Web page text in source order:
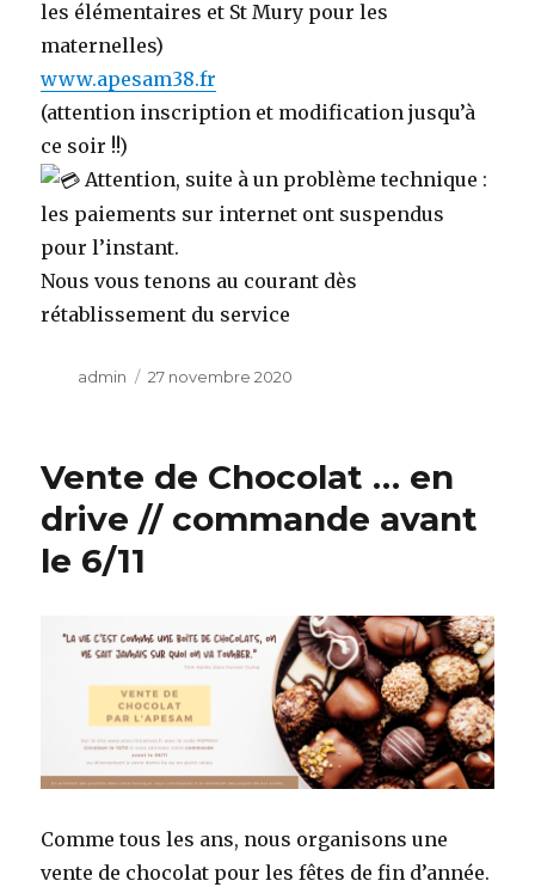
les élémentaires et St Mury pour les
maternelles)
www.apesam38.fr
(attention inscription et modification jusqu’à
ce soir !!)
Attention, suite à un problème technique :
les paiements sur internet ont suspendus
pour l’instant.
Nous vous tenons au courant dès
rétablissement du service
Auteur
admin
Publié
27 novembre 2020
Vente de Chocolat … en
drive // commande avant
le 6/11
Comme tous les ans, nous organisons une
vente de chocolat pour les fêtes de fin d’année.